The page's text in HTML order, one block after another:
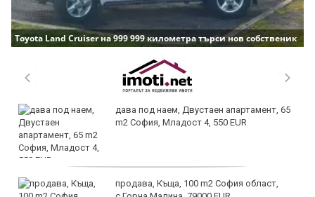
Toyota Land Cruiser на 999 999 километра търси нов собственик
дава под наем, Двустаен апартамент, 65
m2 София, Младост 4, 550 EUR
продава, Къща, 100 m2 София област,